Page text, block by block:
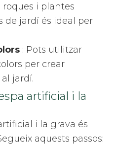
i plantes
de jardí és ideal per
: Pots utilitzar
per crear
jardí.
artificial i la
i la grava és
aquests passos: